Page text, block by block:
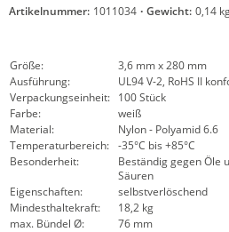
Artikelnummer: 1011034 · Gewicht: 0,14
Größe:
3,6 mm x 280 mm
Ausführung:
UL94 V-2, RoHS II
Verpackungseinheit: 100 Stück
Farbe:
weiß
Material:
Nylon - Polyamid 6.6
Temperaturbereich: -35°C bis +85°C
Besonderheit:
Beständig gegen Öle
Säuren
Eigenschaften:
selbstverlöschend
Mindesthaltekraft:
18,2 kg
max. Bündel Ø:
76 mm